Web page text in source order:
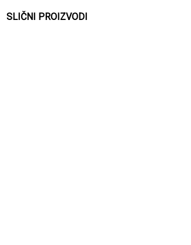
SLIČNI PROIZVODI